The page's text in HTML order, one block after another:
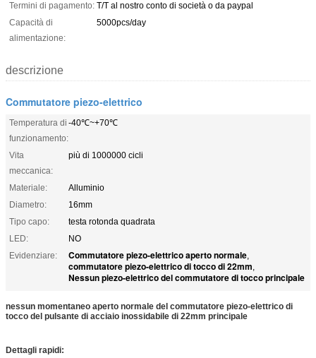
Termini di pagamento: T/T al nostro conto di società o da paypal
Capacità di
alimentazione:
5000pcs/day
descrizione
Commutatore piezo-elettrico
Temperatura di
funzionamento:
-40℃~+70℃
Vita
meccanica:
più di 1000000 cicli
Materiale:
Alluminio
Diametro:
16mm
Tipo capo:
testa rotonda quadrata
LED:
NO
Evidenziare:
Commutatore piezo-elettrico aperto normale,
commutatore piezo-elettrico di tocco di 22mm,
Nessun piezo-elettrico del commutatore di tocco principale
nessun momentaneo aperto normale del commutatore piezo-elettrico di
tocco del pulsante di acciaio inossidabile di 22mm principale
Dettagli rapidi: